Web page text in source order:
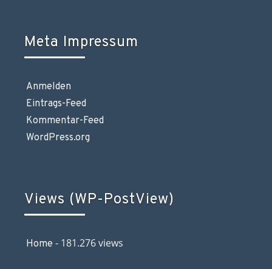
Meta Impressum
Anmelden
Eintrags-Feed
Kommentar-Feed
WordPress.org
Views (WP-PostView)
Home - 181.276 views